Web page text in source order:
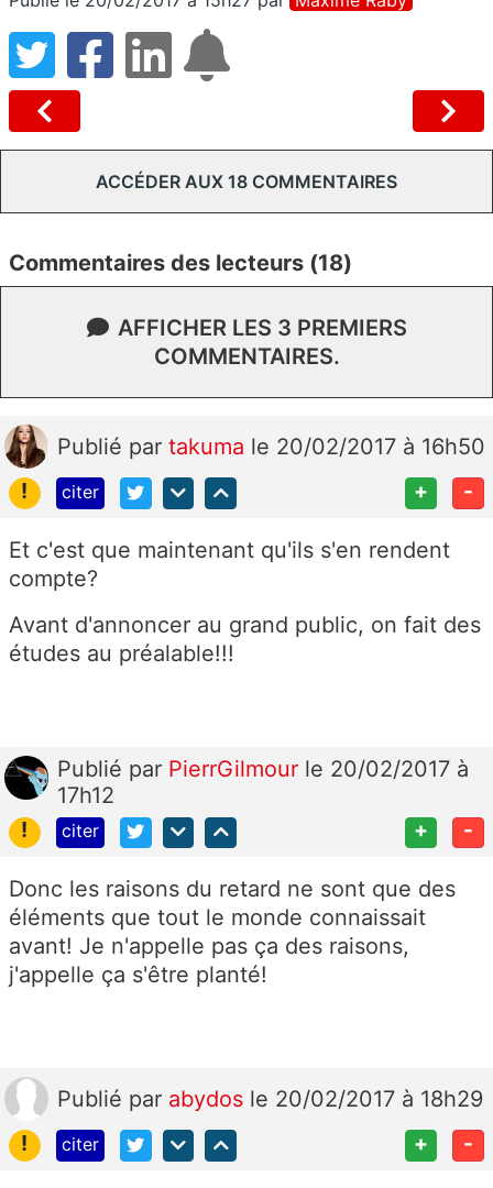
ACCÉDER AUX 18 COMMENTAIRES
Commentaires des lecteurs (18)
AFFICHER LES 3 PREMIERS
COMMENTAIRES.
Publié par takuma le 20/02/2017 à 16h50
!
citer + -
Et c'est que maintenant qu'ils s'en rendent
compte?
Avant d'annoncer au grand public, on fait des
études au préalable!!!
Publié par PierrGilmour le 20/02/2017 à
17h12
!
citer + -
Donc les raisons du retard ne sont que des
éléments que tout le monde connaissait
avant! Je n'appelle pas ça des raisons,
j'appelle ça s'être planté!
Publié par abydos le 20/02/2017 à 18h29
!
citer + -